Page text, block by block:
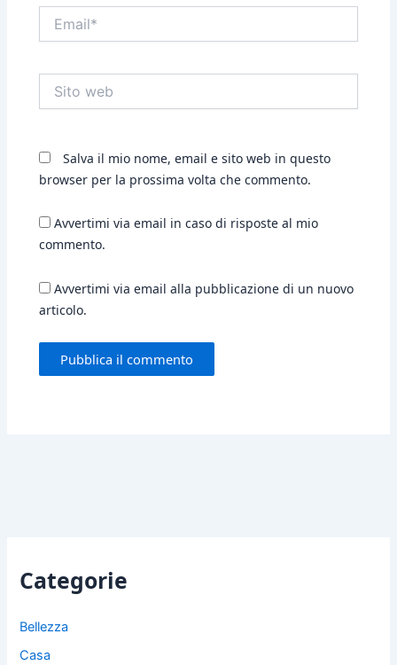
web
Salva il mio nome, email e sito web in questo
browser per la prossima volta che commento.
Avvertimi via email in caso di risposte al mio
commento.
Avvertimi via email alla pubblicazione di un nuovo
articolo.
Categorie
Bellezza
Casa